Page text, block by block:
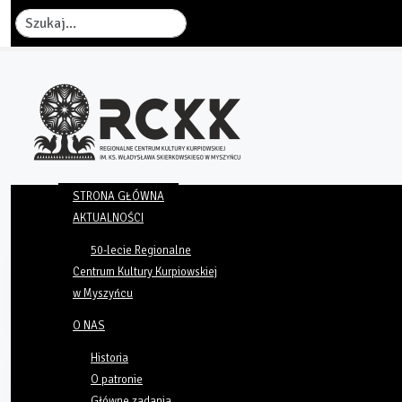
Szukaj
STRONA GŁÓWNA
AKTUALNOŚCI
50-lecie Regionalne
Centrum Kultury Kurpiowskiej
w Myszyńcu
O NAS
Historia
O patronie